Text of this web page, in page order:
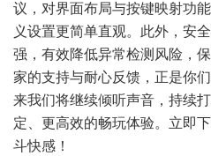
议，对界面布局与按键映射功
义设置更简单直观。此外，安
强，有效降低异常检测风险，
家的支持与耐心反馈，正是你
来我们将继续倾听声音，持续
定、更高效的畅玩体验。立即
斗快感！